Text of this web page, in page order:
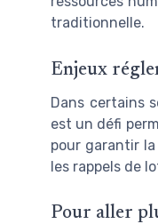
traditionnelle.
Enjeux
Dans certains
est un défi
pour garantir
les rappels de
Pour aller